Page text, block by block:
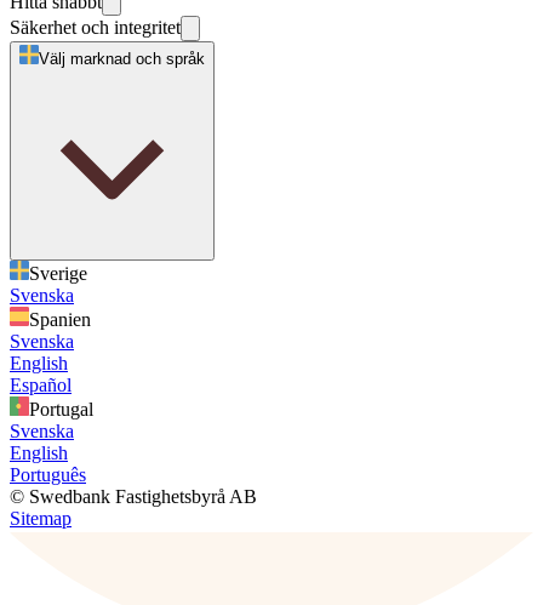
Säkerhet och integritet
Välj marknad och språk
Sverige
Svenska
Spanien
Svenska
English
Español
Portugal
Svenska
English
Português
© Swedbank Fastighetsbyrå AB
Sitemap